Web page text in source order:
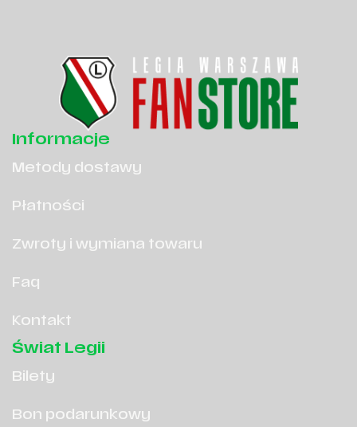
Informacje
Metody dostawy
Płatności
Zwroty i wymiana towaru
Faq
Kontakt
Świat Legii
Bilety
Bon podarunkowy